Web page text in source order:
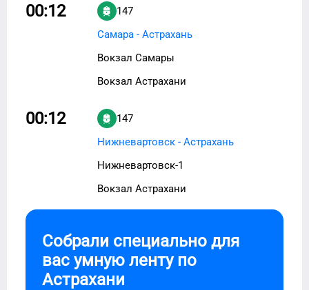
00:12
147
Самара - Астрахань
Вокзал Самары
Вокзал Астрахани
00:12
147
Нижневартовск - Астрахань
Нижневартовск-1
Вокзал Астрахани
Собрали специально для
вас умную ленту по
Астрахани